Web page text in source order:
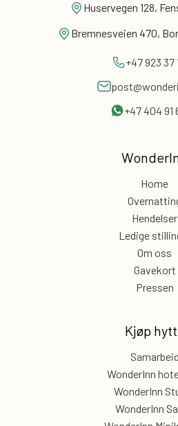
Huservegen 128,
Bremnesveien 470,
+47 923 37
+47 404 91
Home
Hendelser
Ledige
Om oss
Gavekort
Pressen
Kjøp
Samarbeid
WonderInn
WonderInn
WonderInn